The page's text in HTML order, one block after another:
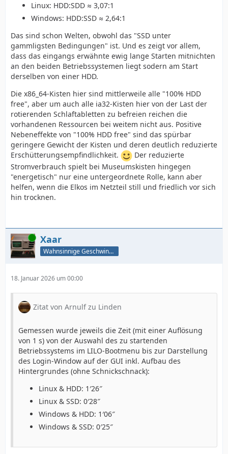
Linux: HDD:SDD ≈ 3,07:1
Windows: HDD:SSD ≈ 2,64:1
Das sind schon Welten, obwohl das "SSD unter
gammligsten Bedingungen" ist. Und es zeigt vor allem,
dass das eingangs erwähnte ewig lange Starten mitnichten
an den beiden Betriebssystemen liegt sodern am Start
derselben von einer HDD.
Die x86_64-Kisten hier sind mittlerweile alle "100% HDD
free", aber um auch alle ia32-Kisten hier von der Last der
rotierenden Schlaftabletten zu befreien reichen die
vorhandenen Ressourcen bei weitem nicht aus. Positive
Nebeneffekte von "100% HDD free" sind das spürbar
geringere Gewicht der Kisten und deren deutlich reduzierte
Erschütterungsempfindlichkeit.
Der reduzierte
Stromverbrauch spielt bei Museumskisten hingegen
"energetisch" nur eine untergeordnete Rolle, kann aber
helfen, wenn die Elkos im Netzteil still und friedlich vor sich
hin trocknen.
Online Xaar
Wahnsinnige Geschwindigkeit - und los!
18. Januar 2026 um 00:00
Zitat von Arnulf zu Linden
Gemessen wurde jeweils die Zeit (mit einer Auflösung
von 1 s) von der Auswahl des zu startenden
Betriebssystems im LILO-Bootmenu bis zur Darstellung
des Login-Window auf der GUI inkl. Aufbau des
Hintergrundes (ohne Schnickschnack):
Linux & HDD: 1′26″
Linux & SSD: 0′28″
Windows & HDD: 1′06″
Windows & SSD: 0′25″